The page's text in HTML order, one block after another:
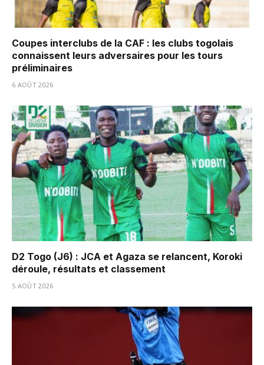
Coupes interclubs de la CAF : les clubs togolais
connaissent leurs adversaires pour les tours
préliminaires
6 AOÛT 2026
D2 Togo (J6) : JCA et Agaza se relancent, Koroki
déroule, résultats et classement
5 AOÛT 2026